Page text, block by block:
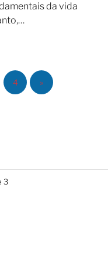
da vida
4 »
3